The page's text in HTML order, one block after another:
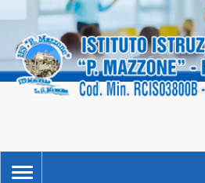
TOGGLE